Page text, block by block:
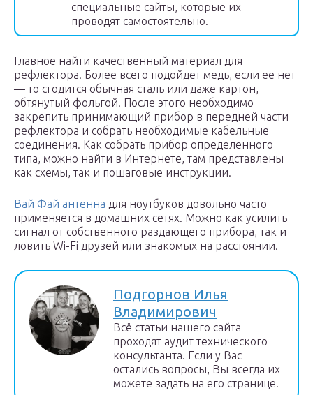
специальные сайты, которые их
проводят самостоятельно.
Главное найти качественный материал для
рефлектора. Более всего подойдет медь, если ее нет
— то сгодится обычная сталь или даже картон,
обтянутый фольгой. После этого необходимо
закрепить принимающий прибор в передней части
рефлектора и собрать необходимые кабельные
соединения. Как собрать прибор определенного
типа, можно найти в Интернете, там представлены
как схемы, так и пошаговые инструкции.
Вай Фай антенна для ноутбуков довольно часто
применяется в домашних сетях. Можно как усилить
сигнал от собственного раздающего прибора, так и
ловить Wi-Fi друзей или знакомых на расстоянии.
Подгорнов Илья
Владимирович
Всё статьи нашего сайта
проходят аудит технического
консультанта. Если у Вас
остались вопросы, Вы всегда их
можете задать на его странице.